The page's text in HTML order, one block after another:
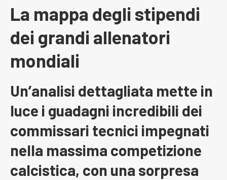
La mappa degli stipendi
dei grandi allenatori
mondiali
Un’analisi dettagliata mette in
luce i guadagni incredibili dei
commissari tecnici impegnati
nella massima competizione
calcistica, con una sorpresa